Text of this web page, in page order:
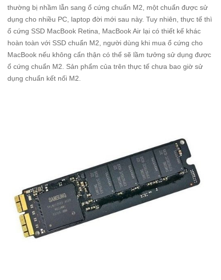
thường bị nhầm lẫn sang ổ cứng chuẩn M2, một chuẩn được sử
dụng cho nhiều PC, laptop đời mới sau này. Tuy nhiên, thực tế thì
ổ cứng SSD MacBook Retina, MacBook Air lại có thiết kế khác
hoàn toàn với SSD chuẩn M2, người dùng khi mua ổ cứng cho
MacBook nếu không cẩn thận có thể sẽ lầm tưởng sử dụng được
ổ cứng chuẩn M2. Sản phẩm của trên thực tế chưa bao giờ sử
dụng chuẩn kết nối M2.